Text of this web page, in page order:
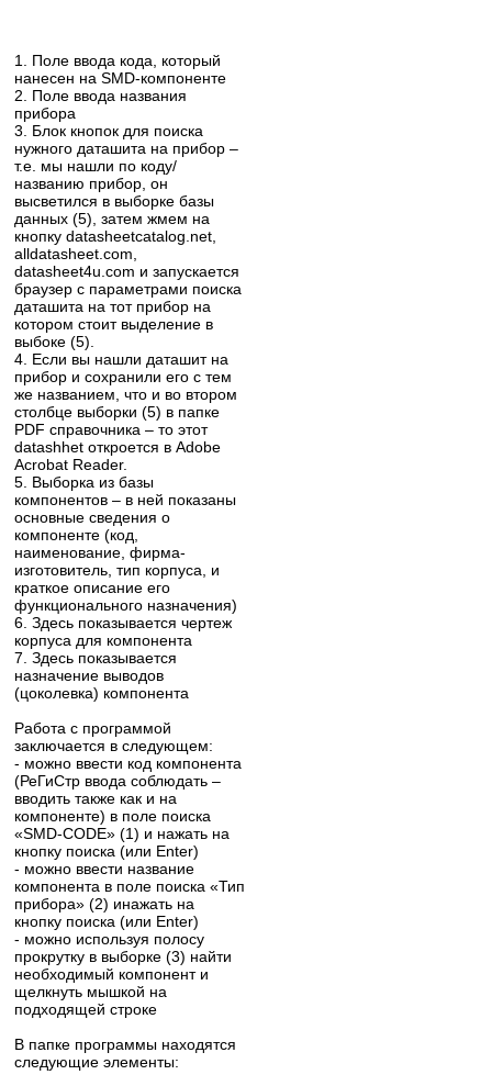
1. Поле ввода кода, который
нанесен на SMD-компоненте
2. Поле ввода названия
прибора
3. Блок кнопок для поиска
нужного даташита на прибор –
т.е. мы нашли по коду/
названию прибор, он
высветился в выборке базы
данных (5), затем жмем на
кнопку datasheetcatalog.net,
alldatasheet.com,
datasheet4u.com и запускается
браузер с параметрами поиска
даташита на тот прибор на
котором стоит выделение в
выбоке (5).
4. Если вы нашли даташит на
прибор и сохранили его с тем
же названием, что и во втором
столбце выборки (5) в папке
PDF справочника – то этот
datashhet откроется в Adobe
Acrobat Reader.
5. Выборка из базы
компонентов – в ней показаны
основные сведения о
компоненте (код,
наименование, фирма-
изготовитель, тип корпуса, и
краткое описание его
функционального назначения)
6. Здесь показывается чертеж
корпуса для компонента
7. Здесь показывается
назначение выводов
(цоколевка) компонента
Работа с программой
заключается в следующем:
- можно ввести код компонента
(РеГиСтр ввода соблюдать –
вводить также как и на
компоненте) в поле поиска
«SMD-CODE» (1) и нажать на
кнопку поиска (или Enter)
- можно ввести название
компонента в поле поиска «Тип
прибора» (2) инажать на
кнопку поиска (или Enter)
- можно используя полосу
прокрутку в выборке (3) найти
необходимый компонент и
щелкнуть мышкой на
подходящей строке
В папке программы находятся
следующие элементы: